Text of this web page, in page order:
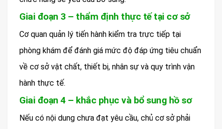
Giai đoạn 3 – thẩm định thực tế tại cơ sở
Cơ quan quản lý tiến hành kiểm tra trực tiếp tại
phòng khám để đánh giá mức độ đáp ứng tiêu chuẩn
về cơ sở vật chất, thiết bị, nhân sự và quy trình vận
hành thực tế.
Giai đoạn 4 – khắc phục và bổ sung hồ sơ
Nếu có nội dung chưa đạt yêu cầu, chủ cơ sở phải